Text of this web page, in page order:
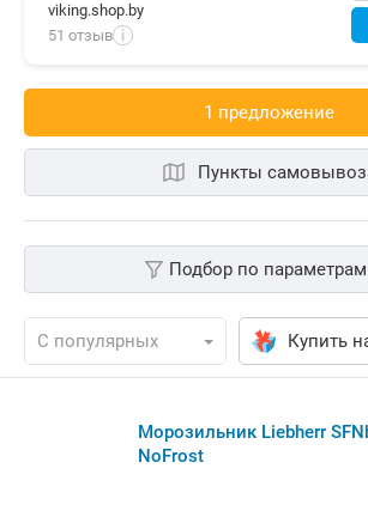
viking.shop.by
51 отзыв i
1 предложениe
Пункты
Подбор по
Купить
Морозильник Liebherr
NoFrost